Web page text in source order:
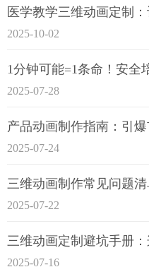
医学教学三维动画定制
2025-10-02
2025-07-28
产品动画制作指南：引
2025-07-24
2025-07-22
三维动画定制避坑手册
2025-07-16